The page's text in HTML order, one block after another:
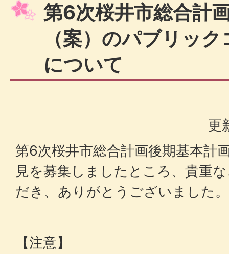
第6次桜井市総合計
（案）のパブリッ
について
更
第6次桜井市総合計画後期基本計
見を募集しましたところ、貴重
だき、ありがとうございました。
【注意】